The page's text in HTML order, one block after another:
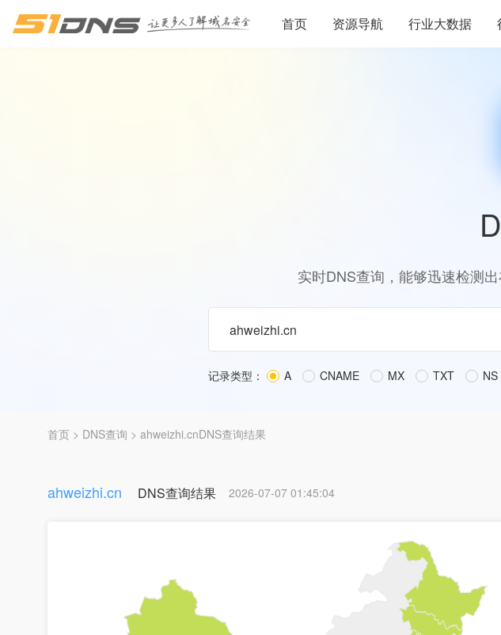
首页 资源导航 行业大数据
实时DNS查询，能够迅速检测
记录类型： A CNAME MX TXT NS
首页 > DNS查询 > ahweizhi.cnDNS查询结果
ahweizhi.cn DNS查询结果 2026-07-07 01:45:04